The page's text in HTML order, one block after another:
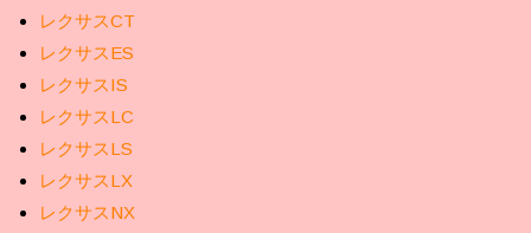
レクサスCT
レクサスES
レクサスIS
レクサスLC
レクサスLS
レクサスLX
レクサスNX